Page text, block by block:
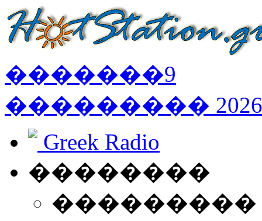
�������9
��������� 2026
Greek Radio
��������